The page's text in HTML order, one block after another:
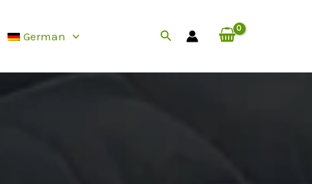
German Suche